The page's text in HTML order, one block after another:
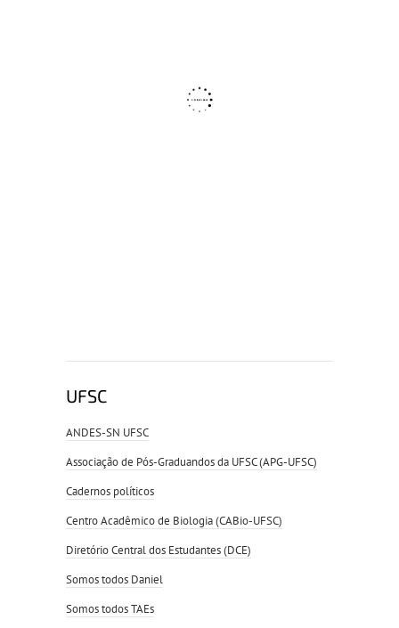
UFSC
ANDES-SN UFSC
Associação de Pós-Graduandos da UFSC (APG-UFSC)
Cadernos políticos
Centro Acadêmico de Biologia (CABio-UFSC)
Diretório Central dos Estudantes (DCE)
Somos todos Daniel
Somos todos TAEs